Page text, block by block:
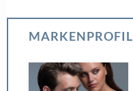
MARKENPROFIL